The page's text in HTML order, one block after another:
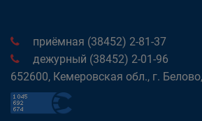
приёмная (38452) 2-81-37
дежурный (38452) 2-01-96
652600, Кемеровская обл., г.